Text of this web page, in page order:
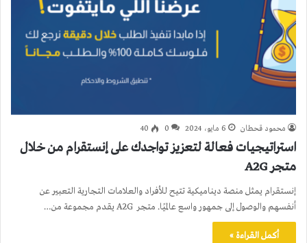
محمود قحطان 6 مايو، 2024 0
40
استراتيجيات فعالة لتعزيز تواجدك على إنستقرام من خلال
متجر A2G
إنستقرام يمثل منصة ديناميكية تتيح للأفراد والعلامات التجارية التعبير عن
أنفسهم والوصول إلى جمهور واسع عالميًا. متجر A2G يقدم مجموعة من…
أكمل القراءة »